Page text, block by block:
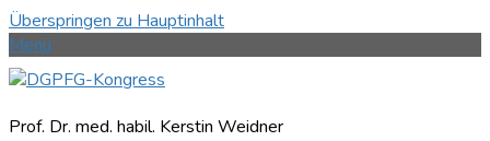
Überspringen zu Hauptinhalt
Menü
Prof. Dr. med. habil. Kerstin Weidner